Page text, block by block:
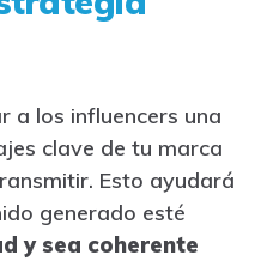
a los influencers una
clave de tu marca
Esto ayudará
generado esté
y sea coherente